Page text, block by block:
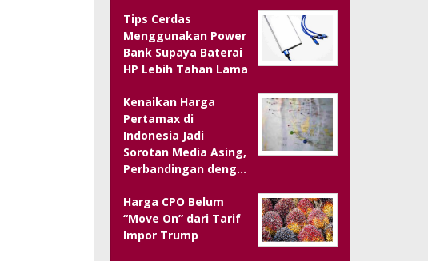
Tips Cerdas
Menggunakan Power
Bank Supaya Baterai
HP Lebih Tahan Lama
Kenaikan Harga
Pertamax di
Indonesia Jadi
Sorotan Media Asing,
Perbandingan deng…
Harga CPO Belum
“Move On” dari Tarif
Impor Trump